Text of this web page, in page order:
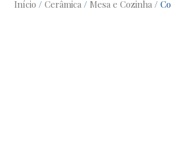
Início / Cerâmica / Mesa e Cozinha /